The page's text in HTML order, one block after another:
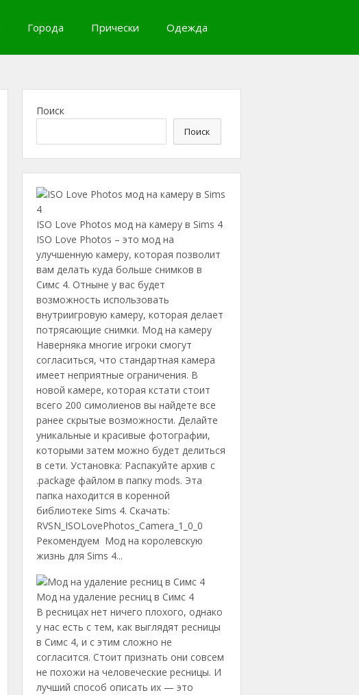
Города Прически Одежда
Поиск
Поиск
ISO Love Photos мод на камеру в Sims 4
ISO Love Photos – это мод на
улучшенную камеру, которая позволит
вам делать куда больше снимков в
Симс 4. Отныне у вас будет
возможность использовать
внутриигровую камеру, которая делает
потрясающие снимки. Мод на камеру
Наверняка многие игроки смогут
согласиться, что стандартная камера
имеет неприятные ограничения. В
новой камере, которая кстати стоит
всего 200 симолиенов вы найдете все
ранее скрытые возможности. Делайте
уникальные и красивые фотографии,
которыми затем можно будет делиться
в сети. Установка: Распакуйте архив с
.package файлом в папку mods. Эта
папка находится в коренной
библиотеке Sims 4. Скачать:
RVSN_ISOLovePhotos_Camera_1_0_0
Рекомендуем Мод на королевскую
жизнь для Sims 4...
Мод на удаление ресниц в Симс 4
В ресницах нет ничего плохого, однако
у нас есть с тем, как выглядят ресницы
в Симс 4, и с этим сложно не
согласится. Стоит признать они совсем
не похожи на человеческие ресницы. И
лучший способ описать их — это